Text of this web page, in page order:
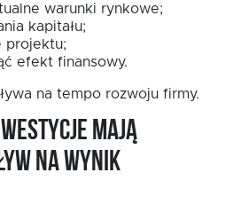
warunki rynkowe;
kapitału;
projektu;
efekt finansowy.
na tempo rozwoju firmy.
mają
na wynik